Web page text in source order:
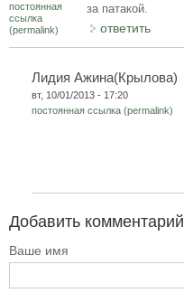
постоянная
ссылка
(permalink)
за патакой.
ответить
Лидия Ажина(Крылова)
вт, 10/01/2013 - 17:20
постоянная ссылка (permalink)
Добавить комментарий
Ваше имя